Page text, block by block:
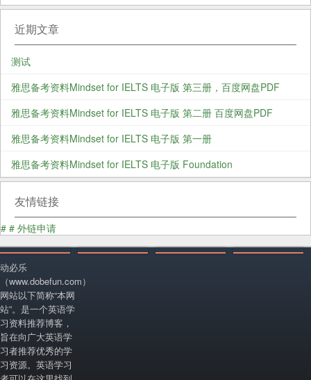
近期文章
测试
雅思备考资料Mindset for IELTS 电子版 第三册，百度网盘PDF
雅思备考资料Mindset for IELTS 电子版 第二册 百度网盘PDF
雅思备考资料Mindset for IELTS 电子版 第一册
雅思备考资料Mindset for IELTS 电子版 Foundation
友情链接
# # 外链申请
动必乐
（www.dobefun.com）
网站以下简称“本网
站”。是一个英语学
习资料推荐博客，
旨在向广大英语学
习者推荐优秀的学
习资源。英语学习